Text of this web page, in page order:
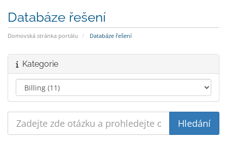
Databáze řešení
Domovská stránka portálu Databáze řešení
Kategorie